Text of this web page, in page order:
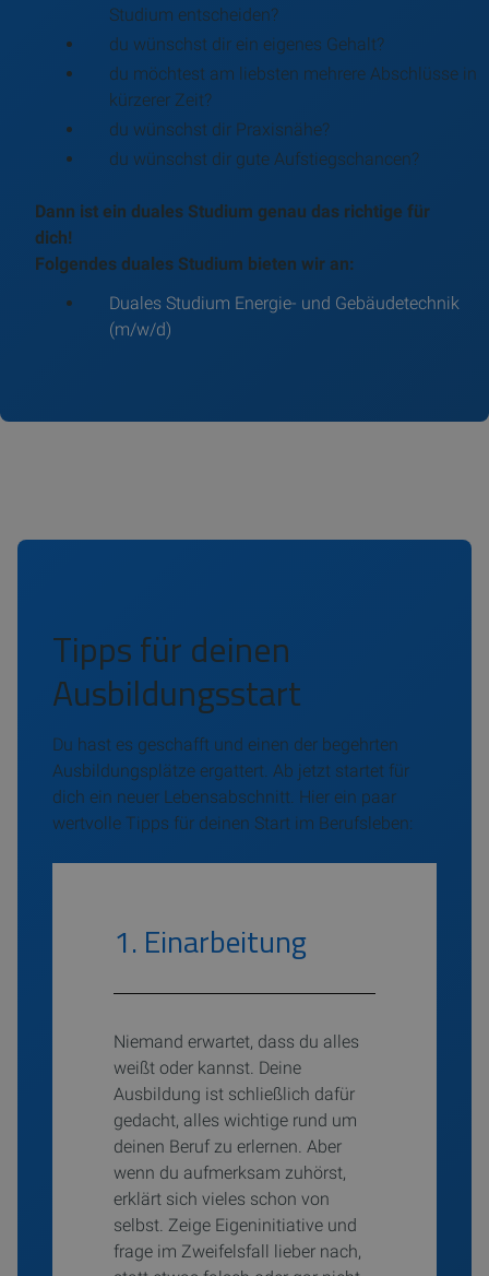
Studium entscheiden?
du wünschst dir ein eigenes Gehalt?
du möchtest am liebsten mehrere Abschlüsse in
kürzerer Zeit?
du wünschst dir Praxisnähe?
du wünschst dir gute Aufstiegschancen?
Dann ist ein duales Studium genau das richtige für
dich!
Folgendes duales Studium bieten wir an:
Duales Studium Energie- und Gebäudetechnik
(m/w/d)
Tipps für deinen
Ausbildungsstart
Du hast es geschafft und einen der begehrten
Ausbildungsplätze ergattert. Ab jetzt startet für
dich ein neuer Lebensabschnitt. Hier ein paar
wertvolle Tipps für deinen Start im Berufsleben:
1. Einarbeitung
Niemand erwartet, dass du alles
weißt oder kannst. Deine
Ausbildung ist schließlich dafür
gedacht, alles wichtige rund um
deinen Beruf zu erlernen. Aber
wenn du aufmerksam zuhörst,
erklärt sich vieles schon von
selbst. Zeige Eigeninitiative und
frage im Zweifelsfall lieber nach,